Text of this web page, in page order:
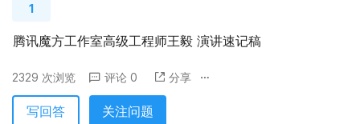
1
腾讯魔方工作室高级工程师王毅 演讲速记稿
2329 次浏览 评论 0 分享
写回答 关注问题